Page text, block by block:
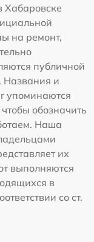
Хабаровске
на ремонт,
публичной
Названия и
упоминаются
обозначить
Наша
их
выполняются
в
со ст.